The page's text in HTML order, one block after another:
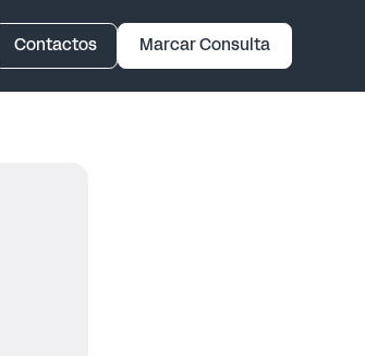
Contactos Marcar Consulta